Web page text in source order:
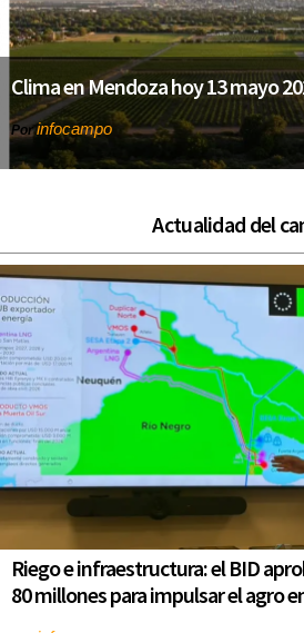
Clima en Mendoza hoy 13 mayo
Porinfocampo
Actualidad del
Riego e infraestructura: el BID
80 millones para impulsar el agro